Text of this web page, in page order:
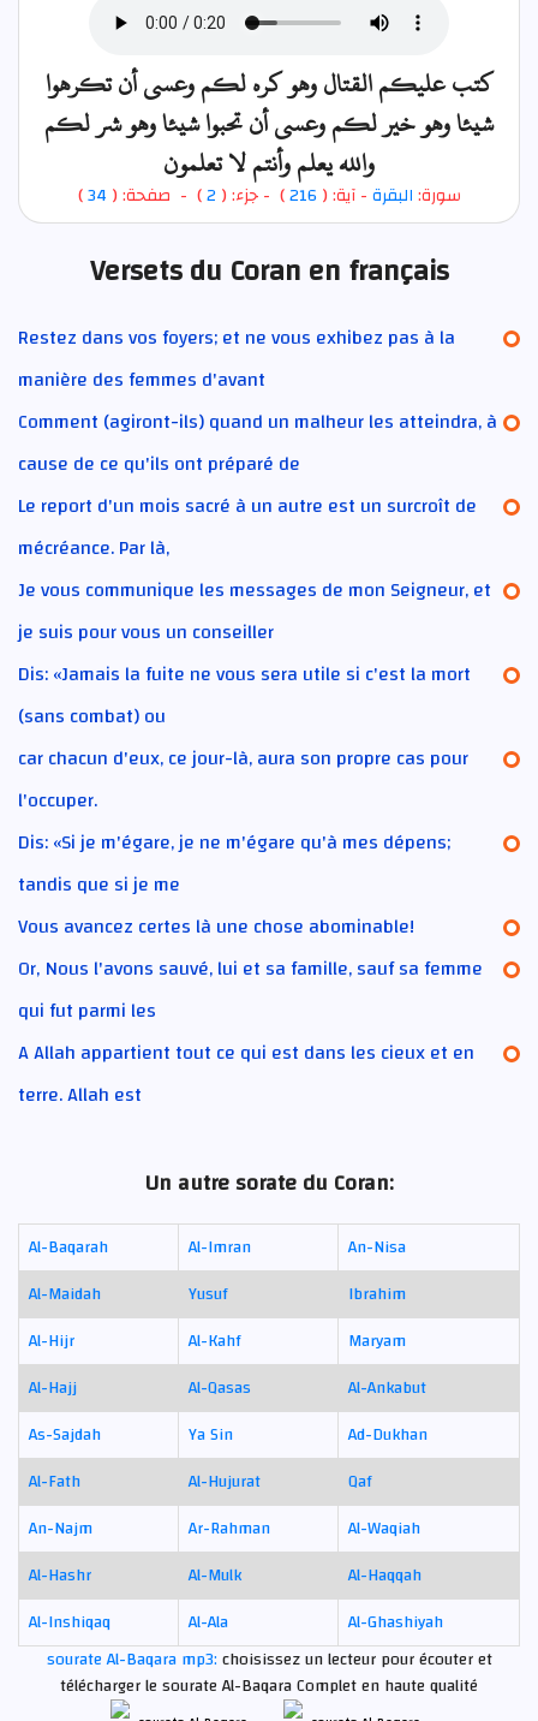
كتب عليكم القتال وهو كره لكم وعسى أن تكرهوا
شيئا وهو خير لكم وعسى أن تحبوا شيئا وهو شر لكم
والله يعلم وأنتم لا تعلمون
سورة:البقرة- آية: (216
) - جزء: ( 2) - صفحة: ( 34
)
Versets du Coran en français
Restez dans vos foyers; et ne vous exhibez pas à la
manière des femmes d'avant
Comment (agiront-ils) quand un malheur les atteindra, à
cause de ce qu'ils ont préparé de
Le report d'un mois sacré à un autre est un surcroît de
mécréance. Par là,
Je vous communique les messages de mon Seigneur, et
je suis pour vous un conseiller
Dis: «Jamais la fuite ne vous sera utile si c'est la mort
(sans combat) ou
car chacun d'eux, ce jour-là, aura son propre cas pour
l'occuper.
Dis: «Si je m'égare, je ne m'égare qu'à mes dépens;
tandis que si je me
Vous avancez certes là une chose abominable!
Or, Nous l'avons sauvé, lui et sa famille, sauf sa femme
qui fut parmi les
A Allah appartient tout ce qui est dans les cieux et en
terre. Allah est
Un autre sorate du Coran:
Al-Baqarah Al-Imran
An-Nisa
Al-Maidah
Yusuf
Ibrahim
Al-Hijr
Al-Kahf
Maryam
Al-Hajj
Al-Qasas
Al-Ankabut
As-Sajdah
Ya Sin
Ad-Dukhan
Al-Fath
Al-Hujurat
Qaf
An-Najm
Ar-Rahman
Al-Waqiah
Al-Hashr
Al-Mulk
Al-Haqqah
Al-Inshiqaq
Al-Ala
Al-Ghashiyah
sourate Al-Baqara mp3:choisissez un lecteur pour écouter et
télécharger le sourate Al-Baqara Complet en haute qualité